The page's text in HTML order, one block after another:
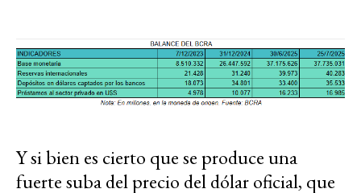
Y si bien es cierto que se produce una
fuerte suba del precio del dólar oficial, que